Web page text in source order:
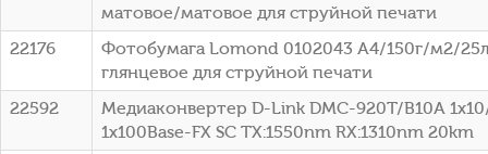
матовое/матовое для струйной печати
22176
Фотобумага Lomond 0102043 A4/150г/м2/
глянцевое для струйной печати
22592
Медиаконвертер D-Link DMC-920T/B10A
1x100Base-FX SC ТХ:1550nm RX:1310nm 20km